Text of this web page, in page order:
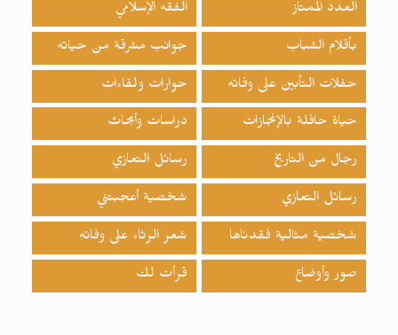
العدد الممتاز الفقه الإسلامي
بأقلام الشباب جوانب مشرقة من حياته
حفلات التأبين على وفاته حوارات ولقاءات
حياة حافلة بالإنجازات دراسات وأبحاث
رجال من التاريخ رسائل التعازي
رسائل التعازي شخصية أعجبتني
شخصية مثالية فقدناها شعر الرثاء على وفاته
صور وأوضاع قرأت لك